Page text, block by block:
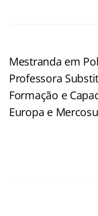
Mestranda em
Professora
Formação e
Europa e